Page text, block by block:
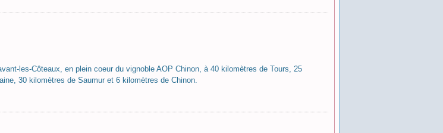
les-Côteaux, en plein coeur du vignoble AOP Chinon, à 40 kilomètres de Tours, 25
30 kilomètres de Saumur et 6 kilomètres de Chinon.